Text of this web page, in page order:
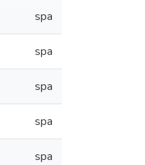
spa
spa
spa
spa
spa